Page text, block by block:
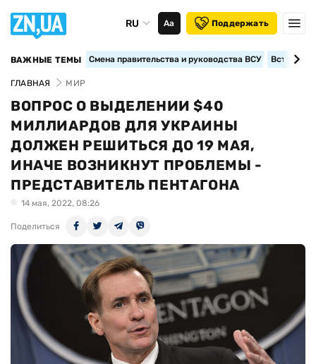
RU Аа Поддержать
ВАЖНЫЕ ТЕМЫ Смена правительства и руководства ВСУ
ГЛАВНАЯ МИР
ВОПРОС О ВЫДЕЛЕНИИ $40
МИЛЛИАРДОВ ДЛЯ УКРАИНЫ
ДОЛЖЕН РЕШИТЬСЯ ДО 19 МАЯ,
ИНАЧЕ ВОЗНИКНУТ ПРОБЛЕМЫ -
ПРЕДСТАВИТЕЛЬ ПЕНТАГОНА
14 мая, 2022, 08:26
Поделиться